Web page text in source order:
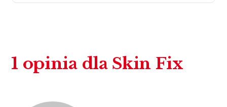
1 opinia dla Skin Fix